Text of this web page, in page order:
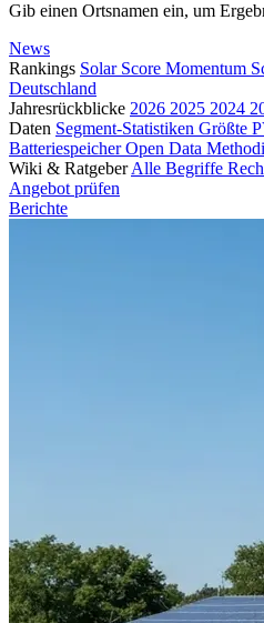
Gib einen Ortsnamen ein, um
News
Rankings Solar Score Momentum
Deutschland
Jahresrückblicke 2026 2025 2024
Daten Segment-Statistiken Größte
BatteriespeicherOpen Data
Wiki & Ratgeber Alle Begriffe
Angebot prüfen
Berichte